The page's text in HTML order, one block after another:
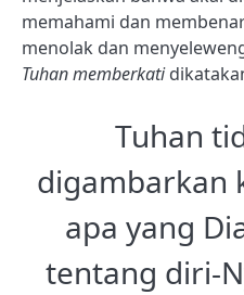
memahami dan
menolak dan
Tuhan memberkati
Tuhan
digambarkan
apa yang
tentang diri-